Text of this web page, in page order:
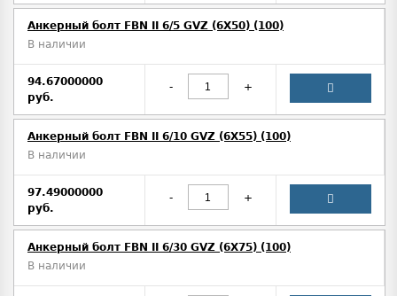
Анкерный болт FBN II 6/5 GVZ (6X50) (100)
В наличии
94.67000000
руб.
- +
Анкерный болт FBN II 6/10 GVZ (6X55) (100)
В наличии
97.49000000
руб.
- +
Анкерный болт FBN II 6/30 GVZ (6X75) (100)
В наличии